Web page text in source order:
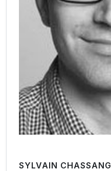
SYLVAIN CHASSANG